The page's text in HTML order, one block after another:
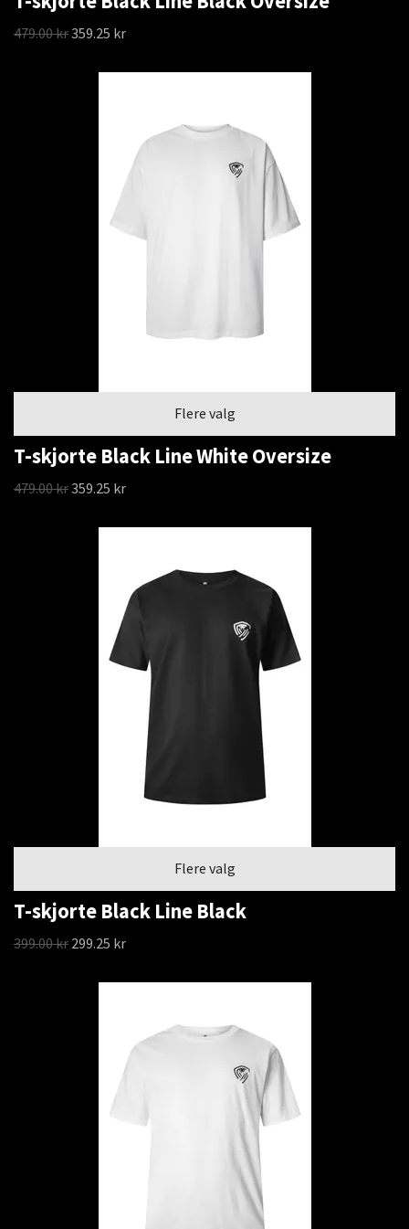
479.00 kr359.25 kr
Flere valg
T-skjorte Black Line White Oversize
479.00 kr359.25 kr
Flere valg
T-skjorte Black Line Black
399.00 kr 299.25 kr